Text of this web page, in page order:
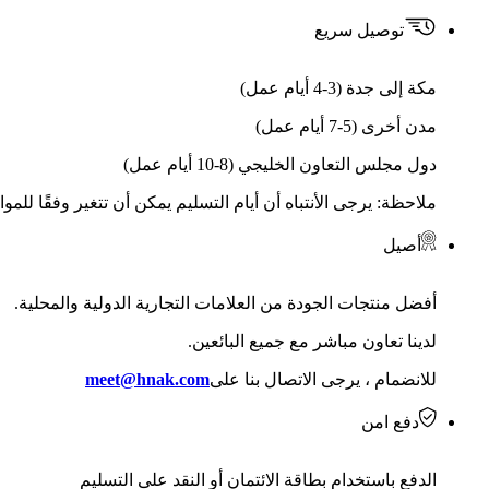
توصيل سريع
مكة إلى جدة (3-4 أيام عمل)
مدن أخرى (5-7 أيام عمل)
دول مجلس التعاون الخليجي (8-10 أيام عمل)
ملاحظة: يرجى الأنتباه أن أيام التسليم يمكن أن تتغير وفقًا
أصيل
أفضل منتجات الجودة من العلامات التجارية الدولية والمحلية.
لدينا تعاون مباشر مع جميع البائعين.
للانضمام ، يرجى الاتصال بنا علىmeet@hnak.com
دفع امن
الدفع باستخدام بطاقة الائتمان أو النقد على التسليم